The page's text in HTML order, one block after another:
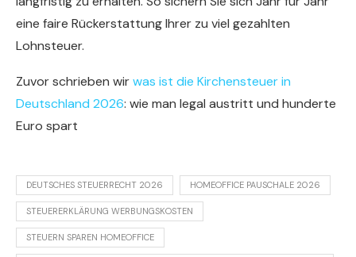
eine faire Rückerstattung Ihrer zu viel gezahlten
Lohnsteuer.
Zuvor schrieben wirwas ist die Kirchensteuer in
Deutschland 2026: wie man legal austritt und hunderte
Euro spart
DEUTSCHES STEUERRECHT 2026 HOMEOFFICE PAUSCHALE 2026
STEUERERKLÄRUNG WERBUNGSKOSTEN
STEUERN SPAREN HOMEOFFICE